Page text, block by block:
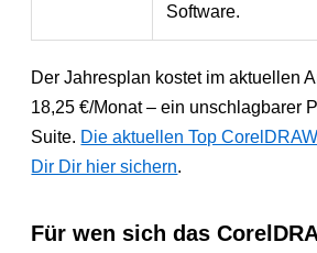
Software.
Der Jahresplan kostet im aktuellen
18,25 €/Monat – ein unschlagbarer
Suite. Die aktuellen Top
Dir Dir hier sichern.
Für wen sich das